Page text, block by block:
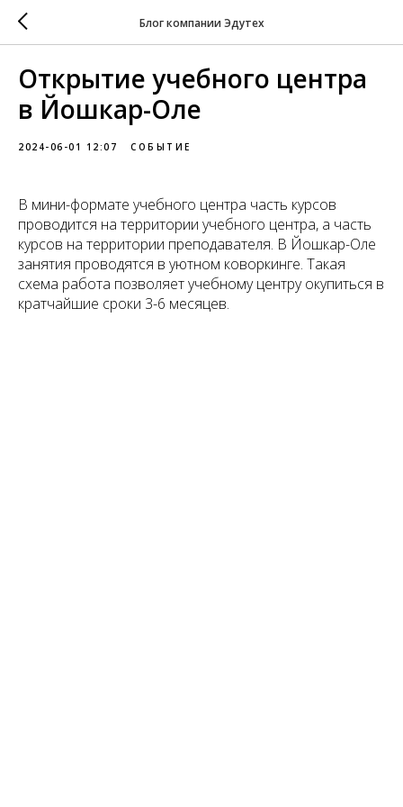
Блог компании Эдутех
Открытие учебного центра
в Йошкар-Оле
2024-06-01 12:07 СОБЫТИЕ
В мини-формате учебного центра часть курсов
проводится на территории учебного центра, а часть
курсов на территории преподавателя. В Йошкар-Оле
занятия проводятся в уютном коворкинге. Такая
схема работа позволяет учебному центру окупиться в
кратчайшие сроки 3-6 месяцев.